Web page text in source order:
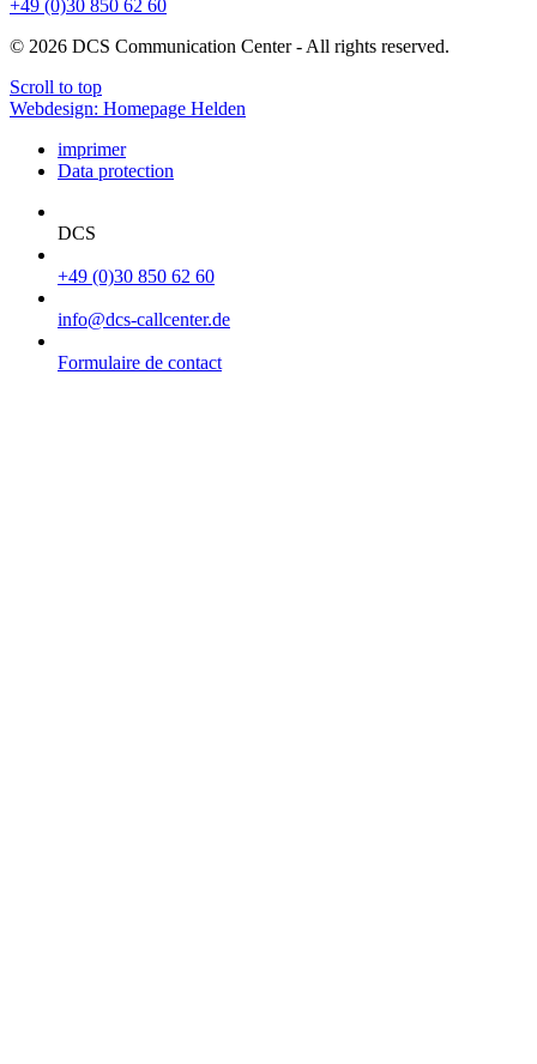
+49 (0)30 850 62 60
© 2026 DCS Communication Center - All rights reserved.
Scroll to top
Webdesign: Homepage Helden
imprimer
Data protection
DCS
+49 (0)30 850 62 60
info@dcs-callcenter.de
Formulaire de contact